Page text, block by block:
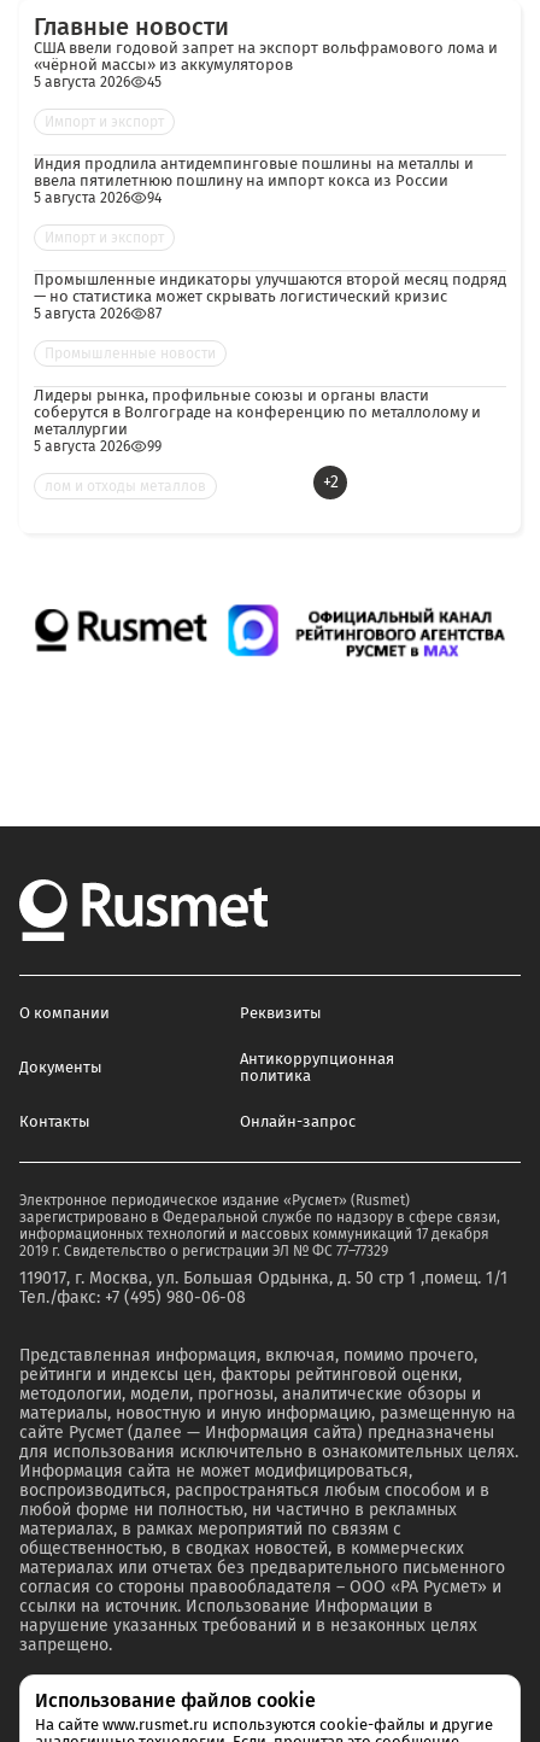
Главные новости
США ввели годовой запрет на экспорт вольфрамового лома и
«чёрной массы» из аккумуляторов
5 августа 2026 45
Импорт и экспорт
Индия продлила антидемпинговые пошлины на металлы и
ввела пятилетнюю пошлину на импорт кокса из России
5 августа 2026 94
Импорт и экспорт
Промышленные индикаторы улучшаются второй месяц подряд
— но статистика может скрывать логистический кризис
5 августа 2026 87
Промышленные новости
Лидеры рынка, профильные союзы и органы власти
соберутся в Волгограде на конференцию по металлолому и
металлургии
5 августа 2026 99
лом и отходы металлов +2
О компании Реквизиты
Документы
Антикоррупционная
политика
Контакты Онлайн-запрос
Электронное периодическое издание «Русмет» (Rusmet)
зарегистрировано в Федеральной службе по надзору в сфере связи,
информационных технологий и массовых коммуникаций 17 декабря
2019 г. Свидетельство о регистрации ЭЛ № ФС 77–77329
119017, г. Москва, ул. Большая Ордынка, д. 50 стр 1 ,помещ. 1/1
Тел./факс: +7 (495) 980-06-08
Представленная информация, включая, помимо прочего,
рейтинги и индексы цен, факторы рейтинговой оценки,
методологии, модели, прогнозы, аналитические обзоры и
материалы, новостную и иную информацию, размещенную на
сайте Русмет (далее — Информация сайта) предназначены
для использования исключительно в ознакомительных целях.
Информация сайта не может модифицироваться,
воспроизводиться, распространяться любым способом и в
любой форме ни полностью, ни частично в рекламных
материалах, в рамках мероприятий по связям с
общественностью, в сводках новостей, в коммерческих
материалах или отчетах без предварительного письменного
согласия со стороны правообладателя – ООО «РА Русмет» и
ссылки на источник. Использование Информации в
нарушение указанных требований и в незаконных целях
запрещено.
Использование файлов cookie
На сайте www.rusmet.ru используются cookie-файлы и другие